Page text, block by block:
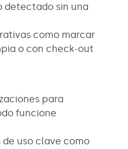
detectado sin una
como marcar
o con check-out
para
funcione
uso clave como